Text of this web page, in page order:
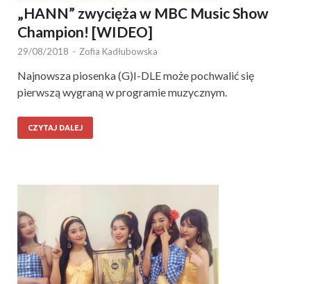
„HANN” zwycięża w MBC Music Show
Champion! [WIDEO]
29/08/2018 - Zofia Kadłubowska
Najnowsza piosenka (G)I-DLE może pochwalić się
pierwszą wygraną w programie muzycznym.
CZYTAJ DALEJ